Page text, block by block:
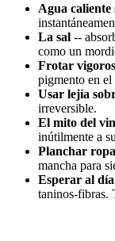
Agua caliente
La sal --
como un
Frotar
pigmento en
Usar lejía
irreversible.
El mito del
inútilmente a
Planchar
mancha para
Esperar al
taninos-fibras.